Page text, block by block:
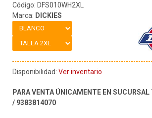
Código: DFS010WH2XL
Marca: DICKIES
Disponibilidad: Ver inventario
PARA VENTA ÚNICAMENTE EN
/ 9383814070